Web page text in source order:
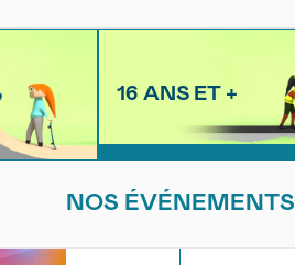
16 ANS ET +
NOS ÉVÉNEMENTS